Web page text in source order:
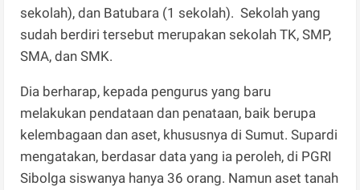
sekolah), dan Batubara (1 sekolah). Sekolah yang
sudah berdiri tersebut merupakan sekolah TK, SMP,
SMA, dan SMK.
Dia berharap, kepada pengurus yang baru
melakukan pendataan dan penataan, baik berupa
kelembagaan dan aset, khususnya di Sumut. Supardi
mengatakan, berdasar data yang ia peroleh, di PGRI
Sibolga siswanya hanya 36 orang. Namun aset tanah